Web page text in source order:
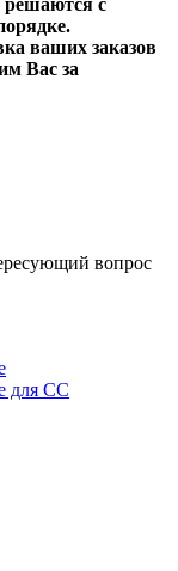
решаются с
ваших заказов
Вас за
вопрос
для СС